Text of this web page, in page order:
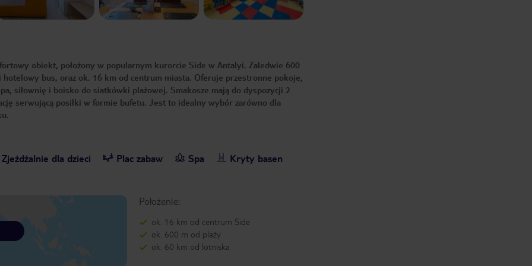
obiekt, położony w popularnym kurorcie Side w Antalyi. Zaledwie 600
bus, oraz ok. 16 km od centrum miasta. Oferuje przestronne pokoje,
siłownię i boisko do siatkówki plażowej. Smakosze mają do dyspozycji 2
serwującą posiłki w formie bufetu. Jest to idealny wybór zarówno dla
Zjeżdżalnie dla dzieci Plac zabaw Spa
Kryty basen
Położenie:
ok. 16 km od centrum Side
ok. 600 m od plaży
ok. 60 km od lotniska